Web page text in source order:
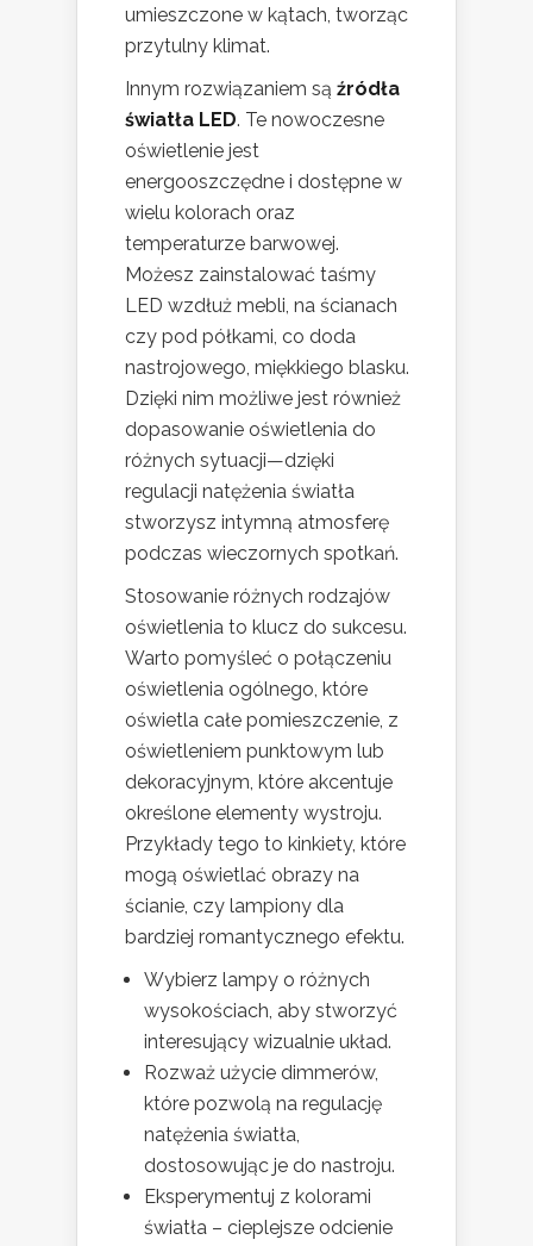
umieszczone w kątach, tworząc
przytulny klimat.
Innym rozwiązaniem są źródła
światła LED. Te nowoczesne
oświetlenie jest
energooszczędne i dostępne w
wielu kolorach oraz
temperaturze barwowej.
Możesz zainstalować taśmy
LED wzdłuż mebli, na ścianach
czy pod półkami, co doda
nastrojowego, miękkiego blasku.
Dzięki nim możliwe jest również
dopasowanie oświetlenia do
różnych sytuacji—dzięki
regulacji natężenia światła
stworzysz intymną atmosferę
podczas wieczornych spotkań.
Stosowanie różnych rodzajów
oświetlenia to klucz do sukcesu.
Warto pomyśleć o połączeniu
oświetlenia ogólnego, które
oświetla całe pomieszczenie, z
oświetleniem punktowym lub
dekoracyjnym, które akcentuje
określone elementy wystroju.
Przykłady tego to kinkiety, które
mogą oświetlać obrazy na
ścianie, czy lampiony dla
bardziej romantycznego efektu.
Wybierz lampy o różnych
wysokościach, aby stworzyć
interesujący wizualnie układ.
Rozważ użycie dimmerów,
które pozwolą na regulację
natężenia światła,
dostosowując je do nastroju.
Eksperymentuj z kolorami
światła – cieplejsze odcienie